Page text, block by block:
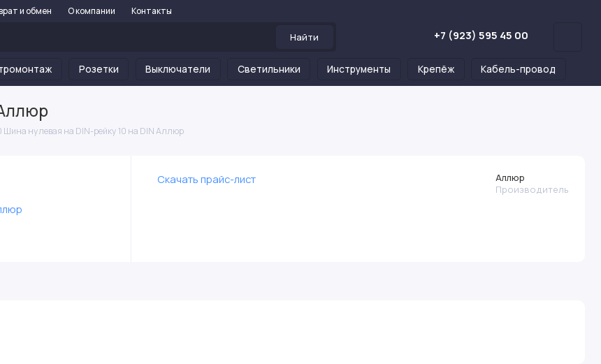
и обмен О компании Контакты
Найти +7 (923) 595 45 00
Розетки Выключатели Светильники Инструменты Крепёж Кабель-провод
Шина нулевая на DIN-рейку 10 на DIN Аллюр
Скачать прайс-лист
Аллюр
Производитель